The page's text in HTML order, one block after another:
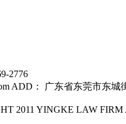
2776
ADD： 广东省东莞市东城
2011 YINGKE LAW FIRM